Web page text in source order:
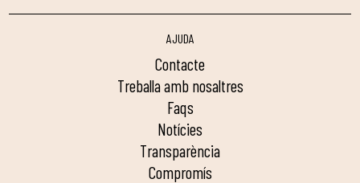
AJUDA
contacte
treballa amb nosaltres
faqs
notícies
transparència
compromís